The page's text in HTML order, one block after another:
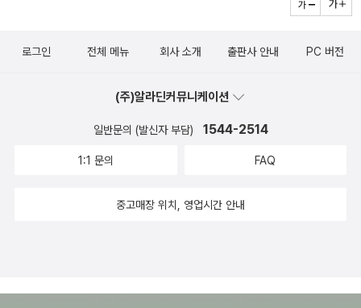
로그인 전체 메뉴 회사 소개 출판사 안내 PC 버전
(주)알라딘커뮤니케이션
일반문의 (발신자 부담) 1544-2514
1:1 문의 FAQ
중고매장 위치, 영업시간 안내